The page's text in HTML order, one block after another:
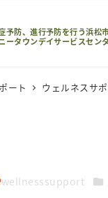
予防、進行予防を行う浜松
ータウンデイサービスセン
ート ウェルネスサ
wellnesssupport カ